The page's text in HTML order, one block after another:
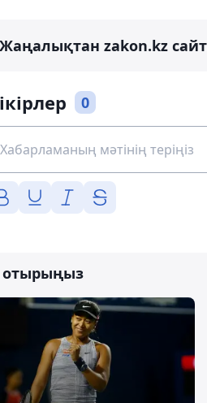
Жаңалықтан zakon.kz
0